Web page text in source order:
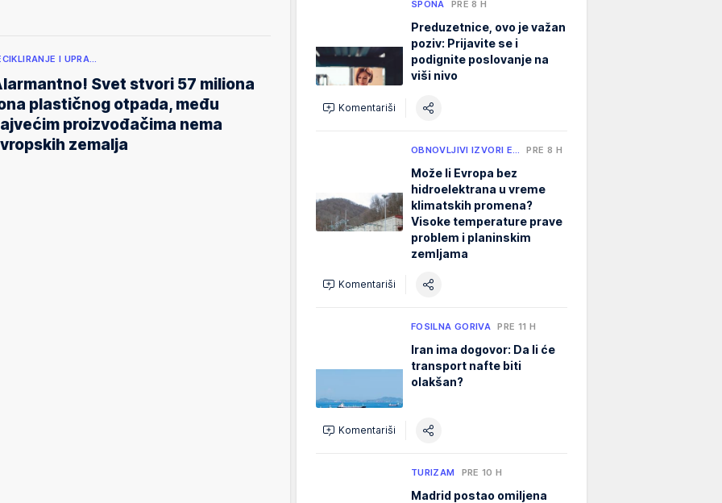
I UPRA…
Svet stvori 57 miliona
plastičnog otpada, među
proizvođačima nema
zemalja
SPONA PRE 8 H
Preduzetnice, ovo je važan
poziv: Prijavite se i
podignite poslovanje na
viši nivo
Komentariši
OBNOVLJIVI IZVORI E… PRE 8 H
Može li Evropa bez
hidroelektrana u vreme
klimatskih promena?
Visoke temperature prave
problem i planinskim
zemljama
Komentariši
FOSILNA GORIVA PRE 11 H
Iran ima dogovor: Da li će
transport nafte biti
olakšan?
Komentariši
TURIZAM PRE 10 H
Madrid postao omiljena